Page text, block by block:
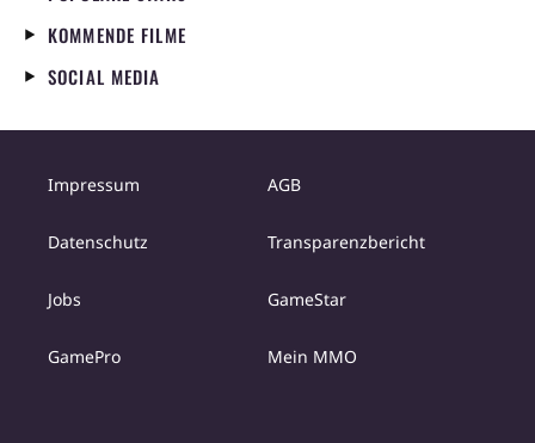
KOMMENDE FILME
SOCIAL MEDIA
Impressum AGB
Datenschutz Transparenzbericht
Jobs GameStar
GamePro Mein MMO